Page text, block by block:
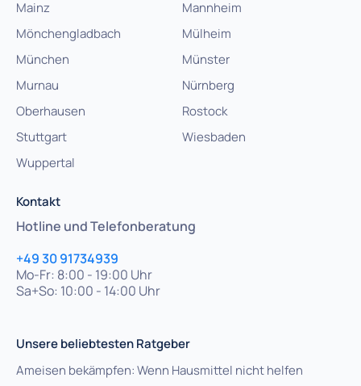
Mainz
Mannheim
Mönchengladbach
Mülheim
München
Münster
Murnau
Nürnberg
Oberhausen
Rostock
Stuttgart
Wiesbaden
Wuppertal
Kontakt
Hotline und Telefonberatung
+49 30 91734939
Mo-Fr: 8:00 - 19:00 Uhr
Sa+So: 10:00 - 14:00 Uhr
Unsere beliebtesten Ratgeber
Ameisen bekämpfen: Wenn Hausmittel nicht helfen